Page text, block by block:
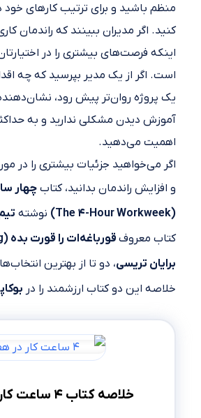
منظم باشید و برای ترتیب کارهای خود
کنید. اگر مدیران ببینند که راندمان
اینکه فرصت‌های بیشتری را در
است. اگر از یک مدیر بپرسید که چه
یک پروژه روان‌تر پیش رود،
آموزش دیدن مشکلی ندارید و به
اهمیت می‌دهید.
اگر می‌خواهید جزئیات بیشتری را در
و افزایش راندمان بدانید، کتابچهار
(The 4-Hour Workweek)
نوشته
کتاب معروفقورباغه‌ات را قورت بده (Eat That Frog!)
برایان تریسی، دو تا از بهترین
خلاصه این دو کتاب ارزشمند را در
خلاصه کتاب ۴ ساعت کار در هفته